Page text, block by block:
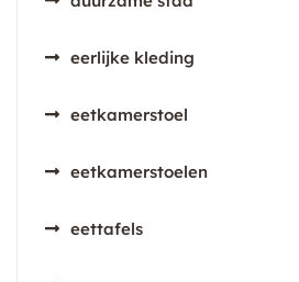
eerlijke kleding
eetkamerstoel
eetkamerstoelen
eettafels